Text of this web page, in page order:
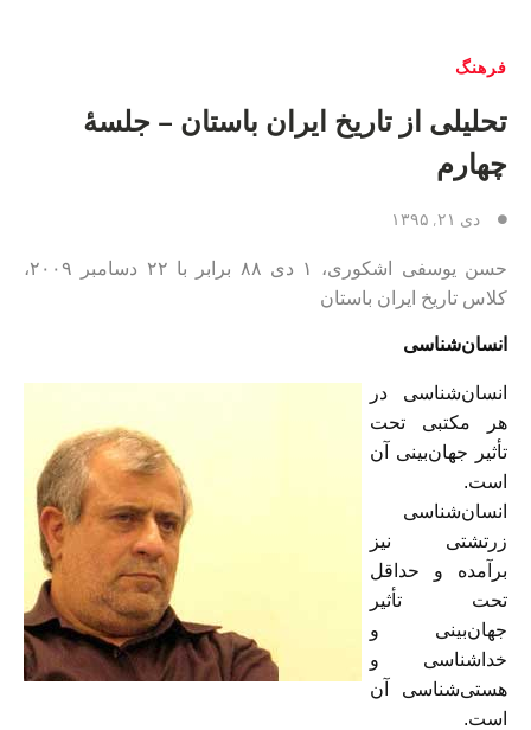
فرهنگ
تحلیلی از تاریخ ایران باستان – جلسهٔ
چهارم
دی ۲۱, ۱۳۹۵
حسن یوسفی اشکوری، ۱ دى ۲۲
دسامبر ۲۰۰۹،
کلاس تاریخ ایران باستان
انسان‌شناسی
انسان‌شناسی در
هر مکتبی تحت
تأثیر جهان‌بینی آن
است.
انسان‌شناسی
زرتشتی نیز
برآمده و حداقل
تحت تأثیر
جهان‌بینی و
خدا‌شناسی و
هستی‌شناسی آن
است.